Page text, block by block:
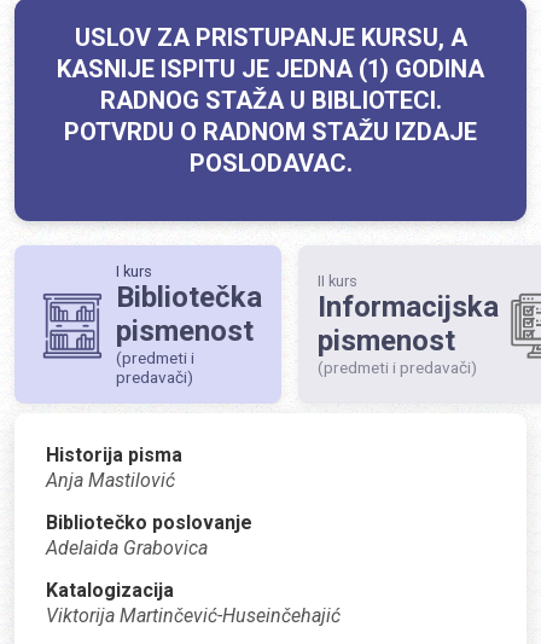
USLOV ZA PRISTUPANJE KURSU, A
KASNIJE ISPITU JE JEDNA (1) GODINA
RADNOG STAŽA U BIBLIOTECI.
POTVRDU O RADNOM STAŽU IZDAJE
POSLODAVAC.
I kurs
Bibliotečka
pismenost
(predmeti i
predavači)
II kurs
Informacijska
pismenost
(predmeti i predavači)
Historija pisma
Anja Mastilović
Bibliotečko poslovanje
Adelaida Grabovica
Katalogizacija
Viktorija Martinčević-Huseinčehajić